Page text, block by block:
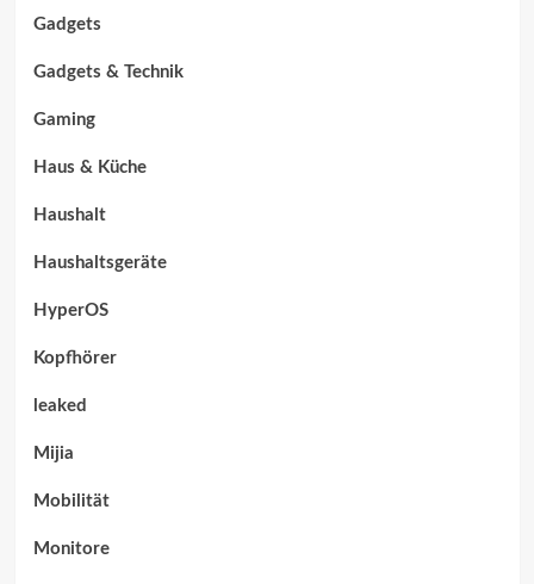
Gadgets
Gadgets & Technik
Gaming
Haus & Küche
Haushalt
Haushaltsgeräte
HyperOS
Kopfhörer
leaked
Mijia
Mobilität
Monitore